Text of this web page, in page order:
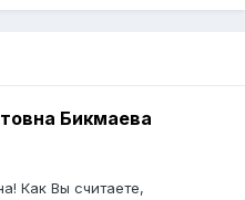
Бикмаева
Как Вы считаете,